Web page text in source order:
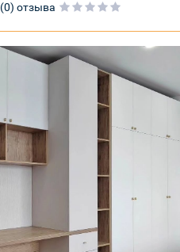
(0) отзыва